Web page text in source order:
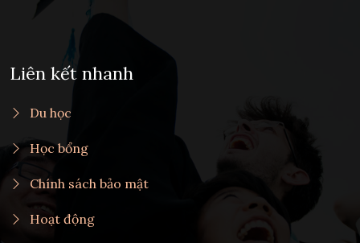
Liên kết nhanh
Du học
Học bổng
Chính sách bảo mật
Hoạt động